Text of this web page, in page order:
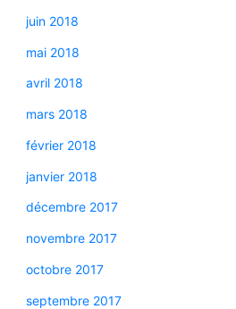
juin 2018
mai 2018
avril 2018
mars 2018
février 2018
janvier 2018
décembre 2017
novembre 2017
octobre 2017
septembre 2017